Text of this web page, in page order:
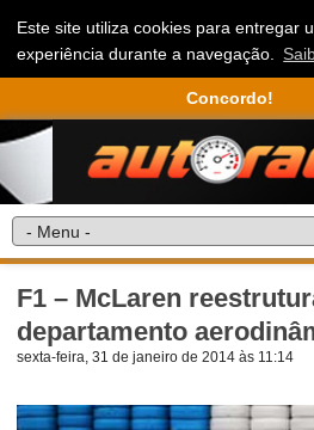
Este site utiliza cookies para entregar
experiência durante a navegação.
Concordo!
F1 – McLaren
departamento
sexta-feira, 31 de janeiro de 2014 às 11:14